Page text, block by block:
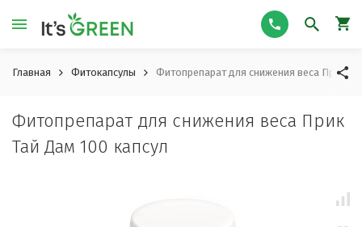
Главная Фитокапсулы Фитопрепарат для снижения веса Прик
Фитопрепарат для снижения веса Прик
Тай Дам 100 капсул